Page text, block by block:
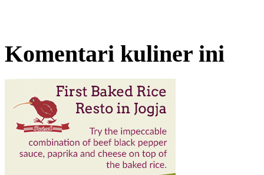
Komentari kuliner ini